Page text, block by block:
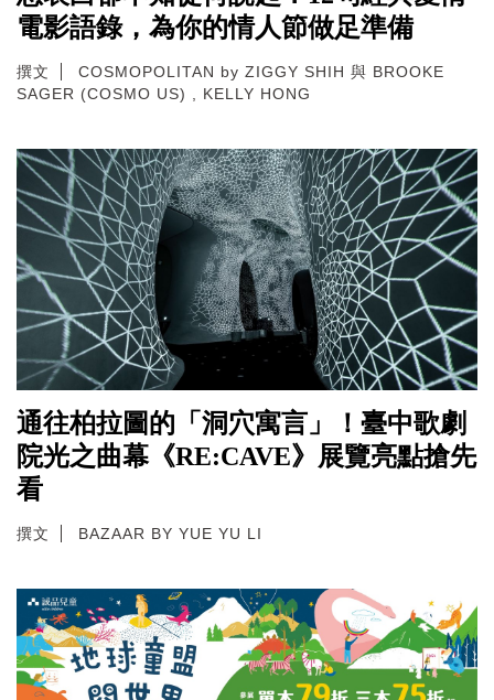
電影語錄，為你的情人節做足準備
撰文
COSMOPOLITAN by ZIGGY SHIH 與 BROOKE
SAGER (COSMO US) , KELLY HONG
通往柏拉圖的「洞穴寓言」！臺中歌劇
院光之曲幕《RE:CAVE》展覽亮點搶先
看
撰文 BAZAAR BY YUE YU LI